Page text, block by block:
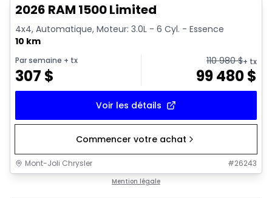
2026 RAM 1500 Limited
4x4, Automatique, Moteur: 3.0L - 6 Cyl. - Essence
10 km
Par semaine + tx
307 $
110 980$+ tx
99 480$
Voir les détails
Commencer votre achat
Mont-Joli Chrysler #26243
Mention légale